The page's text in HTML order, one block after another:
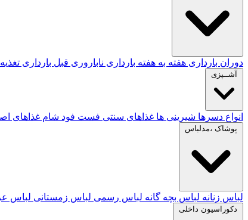
دوران بارداری هفته به هفته بارداری ناباروری قبل بارداری
آشــپزی
انواع دسرها شیرینی ها غذاهای سنتی فست فود شام غذاهای
پوشاک ،مدلباس
لباس زنانه لباس بچه گانه لباس رسمی لباس زمستانی لباس
دکوراسیون داخلی